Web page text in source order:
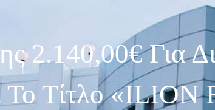
2.140,00€ Για
Τίτλο «ΙLION